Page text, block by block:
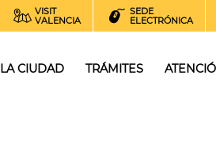
VISIT
VALENCIA
SEDE
ELECTRÓNICA
LA CIUDAD TRÁMITES